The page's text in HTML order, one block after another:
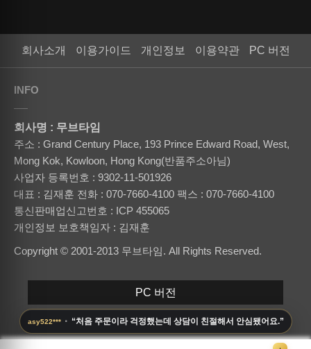
asy522*** · “처음 주문이라 걱정했는데 상담이 친절해서 안심됐어요.”
회사소개 이용가이드 개인정보 이용약관 PC 버전
INFO
회사명 : 무브타임
주소 : Grand Century Place, 193 Prince Edward Road, West,
Mong Kok, Kowloon, Hong Kong(반품주소아님)
사업자 등록번호 : 9302-11-501926
대표 : 김재훈 전화 : 070-7660-4100 팩스 : 070-7660-4100
통신판매업신고번호 : ICP 455065
개인정보 보호책임자 : 김재훈
Copyright © 2001-2013 무브타임. All Rights Reserved.
PC 버전